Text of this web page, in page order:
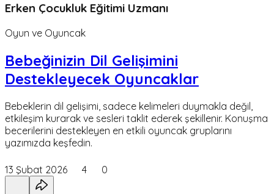
Erken Çocukluk Eğitimi Uzmanı
Oyun ve Oyuncak
Bebeğinizin Dil Gelişimini
Destekleyecek Oyuncaklar
Bebeklerin dil gelişimi, sadece kelimeleri duymakla değil,
etkileşim kurarak ve sesleri taklit ederek şekillenir. Konuşma
becerilerini destekleyen en etkili oyuncak gruplarını
yazımızda keşfedin.
13 Şubat 2026 4 0